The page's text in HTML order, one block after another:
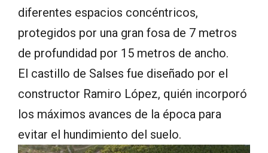
diferentes espacios concéntricos,
protegidos por una gran fosa de 7 metros
de profundidad por 15 metros de ancho.
El castillo de Salses fue diseñado por el
constructor Ramiro López, quién incorporó
los máximos avances de la época para
evitar el hundimiento del suelo.